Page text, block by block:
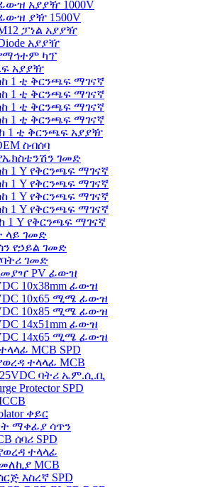
አያያዥ 1000V
ያዥ 1500V
ፓነል አያያዥ
አያያዥ
ካፕ
አያያዥ
1 ቲ ቅርንጫፍ ማገናኛ
1 ቲ ቅርንጫፍ ማገናኛ
1 ቲ ቅርንጫፍ ማገናኛ
1 ቲ ቅርንጫፍ ማገናኛ
1 ቲ ቅርንጫፍ አያያዥ
ስብሰባ
ገመድ
1 Y የቅርንጫፍ ማገናኛ
1 Y የቅርንጫፍ ማገናኛ
1 Y የቅርንጫፍ ማገናኛ
1 Y የቅርንጫፍ ማገናኛ
1 Y የቅርንጫፍ ማገናኛ
ላይ ገመድ
የኃይል ገመድ
ገመድ
PV ፊውዝ
10x38mm ፊውዝ
10x65 ሚሜ ፊውዝ
10x85 ሚሜ ፊውዝ
14x51mm ፊውዝ
14x65 ሚሜ ፊውዝ
MCB SPD
ተላላፊ MCB
ባትሪ ኤም.ሲ.ቢ
Protector SPD
ቀይር
ማቀፊያ ሳጥን
ሰባሪ SPD
ተላላፊ
MCB
እስረኛ SPD